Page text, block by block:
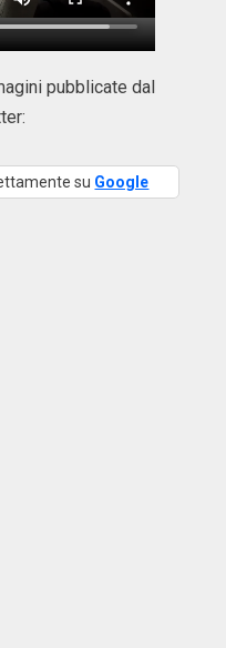
pubblicate dal
su Google